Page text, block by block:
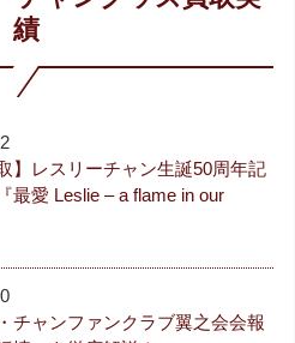
績
】レスリーチャン生誕50周年記
最愛 Leslie – a flame in our
チャンファンクラブ翼之会会報